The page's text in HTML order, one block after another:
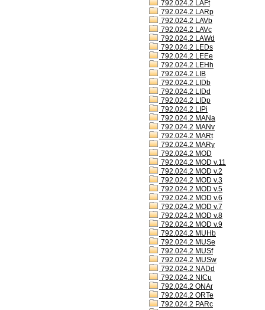
792.024.2 LAFt
792.024.2 LARp
792.024.2 LAVb
792.024.2 LAVc
792.024.2 LAWd
792.024.2 LEDs
792.024.2 LEEe
792.024.2 LEHh
792.024.2 LIB
792.024.2 LIDb
792.024.2 LIDd
792.024.2 LIDp
792.024.2 LIPi
792.024.2 MANa
792.024.2 MANv
792.024.2 MARt
792.024.2 MARy
792.024.2 MOD
792.024.2 MOD v.11
792.024.2 MOD v.2
792.024.2 MOD v.3
792.024.2 MOD v.5
792.024.2 MOD v.6
792.024.2 MOD v.7
792.024.2 MOD v.8
792.024.2 MOD v.9
792.024.2 MUHb
792.024.2 MUSe
792.024.2 MUSf
792.024.2 MUSw
792.024.2 NADd
792.024.2 NICu
792.024.2 ONAr
792.024.2 ORTe
792.024.2 PARc